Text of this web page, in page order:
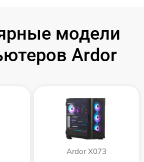
модели
Ardor
Ardor X073